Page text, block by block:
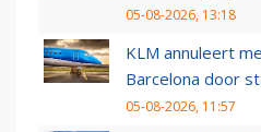
05-08-2026, 13:18
KLM annuleert
Barcelona door
05-08-2026, 11:57